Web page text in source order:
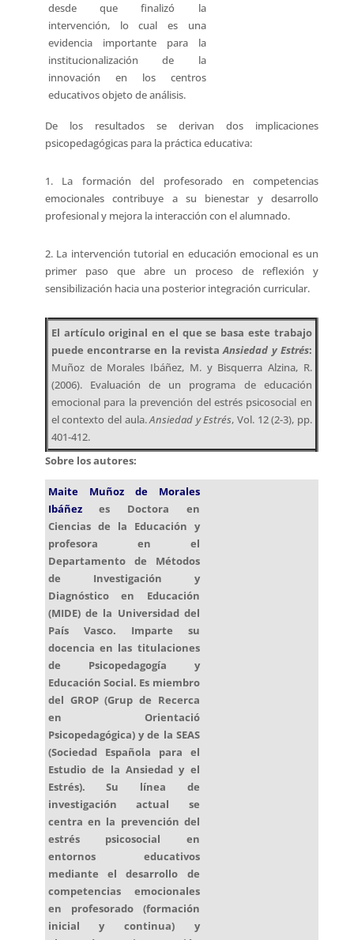
desde que finalizó la
intervención, lo cual es una
evidencia importante para la
institucionalización de la
innovación en los centros
educativos objeto de análisis.
De los resultados se derivan dos implicaciones
psicopedagógicas para la práctica educativa:
1. La formación del profesorado en competencias
emocionales contribuye a su bienestar y desarrollo
profesional y mejora la interacción con el alumnado.
2. La intervención tutorial en educación emocional es un
primer paso que abre un proceso de reflexión y
sensibilización hacia una posterior integración curricular.
El artículo original en el que se basa este trabajo
puede encontrarse en la revistaAnsiedad y Estrés:
Muñoz de Morales Ibáñez, M. y Bisquerra Alzina, R.
(2006). Evaluación de un programa de educación
emocional para la prevención del estrés psicosocial en
el contexto del aula.Ansiedad y Estrés, Vol. 12 (2-3), pp.
401-412.
Sobre los autores:
Maite Muñoz de Morales
Ibáñezes Doctora en
Ciencias de la Educación y
profesora en el
Departamento de Métodos
de Investigación y
Diagnóstico en Educación
(MIDE) de la Universidad del
País Vasco. Imparte su
docencia en las titulaciones
de Psicopedagogía y
Educación Social. Es miembro
del GROP (Grup de Recerca
en Orientació
Psicopedagógica) y de la SEAS
(Sociedad Española para el
Estudio de la Ansiedad y el
Estrés). Su línea de
investigación actual se
centra en la prevención del
estrés psicosocial en
entornos educativos
mediante el desarrollo de
competencias emocionales
en profesorado (formación
inicial y continua) y